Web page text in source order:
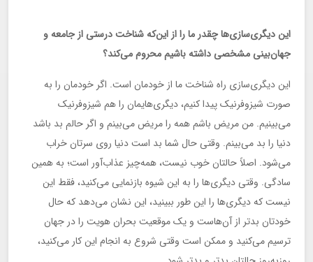
این دیگری‌سازی‌ها چقدر ما را از این‌که شناخت درستی از جامعه و
جهان‌بینی مشخصی داشته باشیم محروم می‌کند؟
این دیگری‌سازی راه شناخت ما از خودمان است. اگر خودمان را به
صورت شیزوفرنیک پیدا کنیم، دیگری‌هایمان را هم شیزوفرنیک
می‌بینیم. من مریض باشم همه را مریض می‌بینم و اگر حالم بد باشد
دنیا را بد می‌بینم. وقتی حال شما بد است دنیا روی سرتان خراب
می‌شود. اصلاً حالتان خوب نیست، همه‌چیز عذاب‌آور است؛ به همین
سادگی. وقتی دیگری‌ها را به این شیوه بازنمایی می‌کنید، فقط این
نیست که دیگری‌ها را این طور ببینید، این نشان می‌دهد که حال
خودتان بدتر از آن‌هاست و یک موقعیت بحران هویت را در جهان
ترسیم می‌کنید و ممکن است وقتی شروع به انجام این کار می‌کنید،